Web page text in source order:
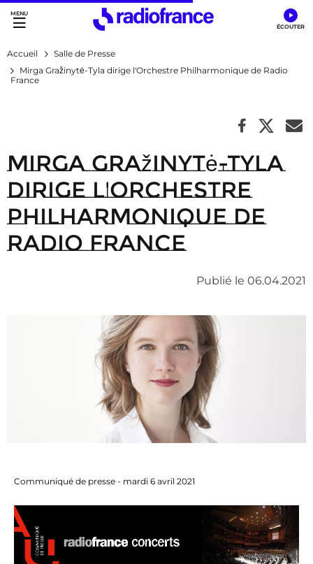
Accès direct :
Menu principal
Contenu
Accueil
Salle de Presse
Mirga Gražinytė-Tyla dirige l'Orchestre Philharmonique de Radio
France
Mirga Gražinytė-Tyla
dirige l'Orchestre
Philharmonique de
Radio France
Publié le 06.04.2021
Communiqué de presse - mardi 6 avril 2021